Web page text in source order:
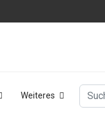
Weiteres Suchen